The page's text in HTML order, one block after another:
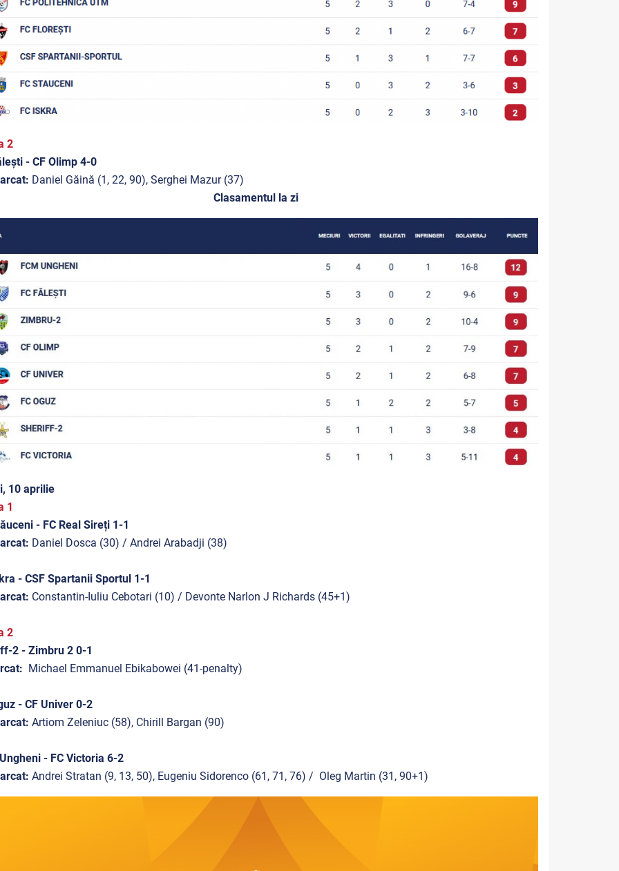
2
- CF Olimp 4-0
Daniel Găină (1, 22, 90), Serghei Mazur (37)
Clasamentul la zi
10 aprilie
1
- FC Real Sireți 1-1
Daniel Dosca (30) / Andrei Arabadji (38)
- CSF Spartanii Sportul 1-1
Constantin-Iuliu Cebotari (10) / Devonte Narlon J Richards (45+1)
2
2 - Zimbru 2 0-1
Michael Emmanuel Ebikabowei (41-penalty)
- CF Univer 0-2
Artiom Zeleniuc (58), Chirill Bargan (90)
- FC Victoria 6-2
Andrei Stratan (9, 13, 50), Eugeniu Sidorenco (61, 71, 76) / Oleg Martin (31, 90+1)